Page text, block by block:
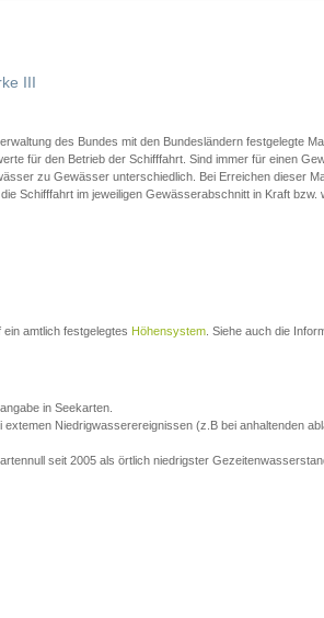
III
des Bundes mit den Bundesländern festgelegte
für den Betrieb der Schifffahrt. Sind immer für einen
zu Gewässer unterschiedlich. Bei Erreichen dieser
Schifffahrt im jeweiligen Gewässerabschnitt in Kraft bzw.
amtlich festgelegtes Höhensystem . Siehe auch die
in Seekarten.
Niedrigwasserereignissen (z.B bei anhaltenden
seit 2005 als örtlich niedrigster